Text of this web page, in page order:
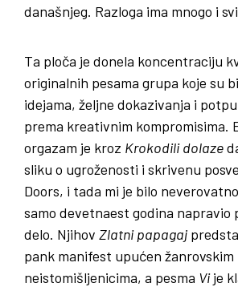
današnjeg. Razloga ima mnogo i
Ta ploča je donela koncentraciju
originalnih pesama grupa koje su
idejama, željne dokazivanja i
prema kreativnim kompromisima.
orgazam je kroz Krokodili dolaze
sliku o ugroženosti i skrivenu
Doors, i tada mi je bilo
samo devetnaest godina napravio
delo. Njihov Zlatni papagaj
pank manifest upućen žanrovskim
neistomišljenicima, a pesma Vije